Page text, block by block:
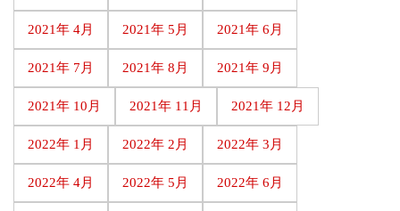
2021年 4月 2021年 5月 2021年 6月
2021年 7月 2021年 8月 2021年 9月
2021年 10月 2021年 11月 2021年 12月
2022年 1月 2022年 2月 2022年 3月
2022年 4月 2022年 5月 2022年 6月